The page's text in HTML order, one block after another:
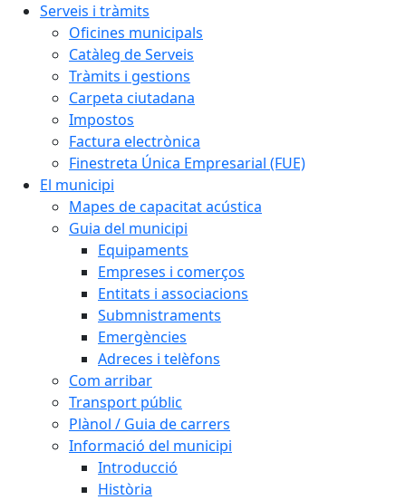
Serveis i tràmits
Oficines municipals
Catàleg de Serveis
Tràmits i gestions
Carpeta ciutadana
Impostos
Factura electrònica
Finestreta Única Empresarial (FUE)
El municipi
Mapes de capacitat acústica
Guia del municipi
Equipaments
Empreses i comerços
Entitats i associacions
Submnistraments
Emergències
Adreces i telèfons
Com arribar
Transport públic
Plànol / Guia de carrers
Informació del municipi
Introducció
Història